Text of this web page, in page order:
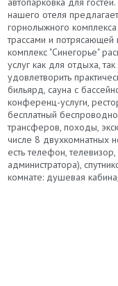
нашего отеля
горнолыжного
трассами и потрясающей
комплекс "Синегорье"
услуг как для отдыха,
удовлетворить
бильярд, сауна с
конференц-услуги,
бесплатный
трансферов, походы,
числе 8 двухкомнатных
есть телефон,
администратора),
комнате: душевая